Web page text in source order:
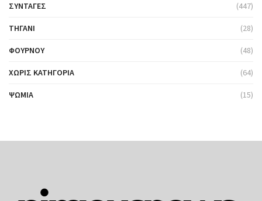
ΣΥΝΤΑΓΈΣ (447)
ΤΗΓΆΝΙ (28)
ΦΟΎΡΝΟΥ (48)
ΧΩΡΊΣ ΚΑΤΗΓΟΡΊΑ (64)
ΨΩΜΙΆ (15)